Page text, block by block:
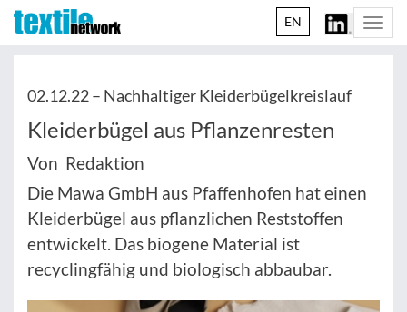
EN
02.12.22 – Nachhaltiger Kleiderbügelkreislauf
Kleiderbügel aus Pflanzenresten
Von Redaktion
Die Mawa GmbH aus Pfaffenhofen hat einen
Kleiderbügel aus pflanzlichen Reststoffen
entwickelt. Das biogene Material ist
recyclingfähig und biologisch abbaubar.